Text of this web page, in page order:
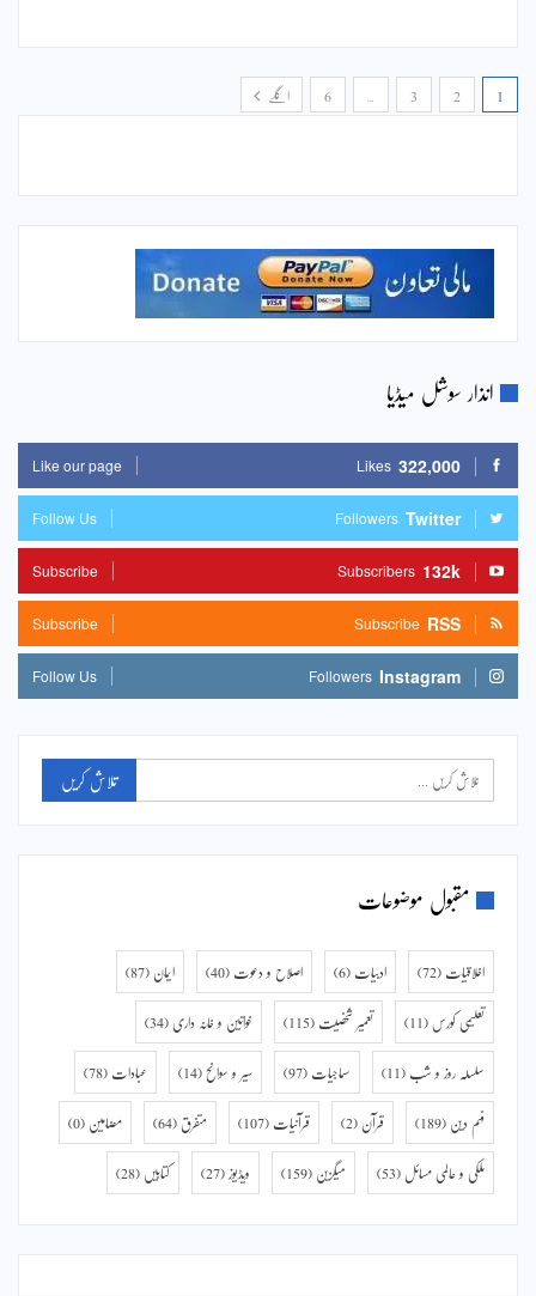
1
2
3
6 اگلے
انذار سوشل میڈیا
322,000
Likes
Like our page
Twitter
Followers
Follow Us
132k
Subscribers
Subscribe
RSS
Subscribe
Subscribe
Instagram
Followers
Follow Us
مقبول موضوعات
اخلاقیات (72) ادبیات (6) اصلاح و دعوت (40) ایمان (87)
تعلیمی کورس (11) تعمیر شخصیت (115) خواتین و خانہ داری (34)
سلسلہ روز و شب (11) سماجیات (97) سیر و سوانح (14) عبادات (78)
فہم دین (189) قرآن (2) قرآنیات (107) متفرق (64) مضامین (0)
ملکی و عالمی مسائل (53) میگزین (159) ویڈیوز (27) کتابیں (28)